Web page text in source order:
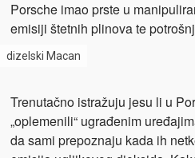
Porsche imao prste u
emisiji štetnih plinova te
dizelski Macan
Trenutačno istražuju jesu li u
„oplemenili“ ugrađenim
da sami prepoznaju kada ih